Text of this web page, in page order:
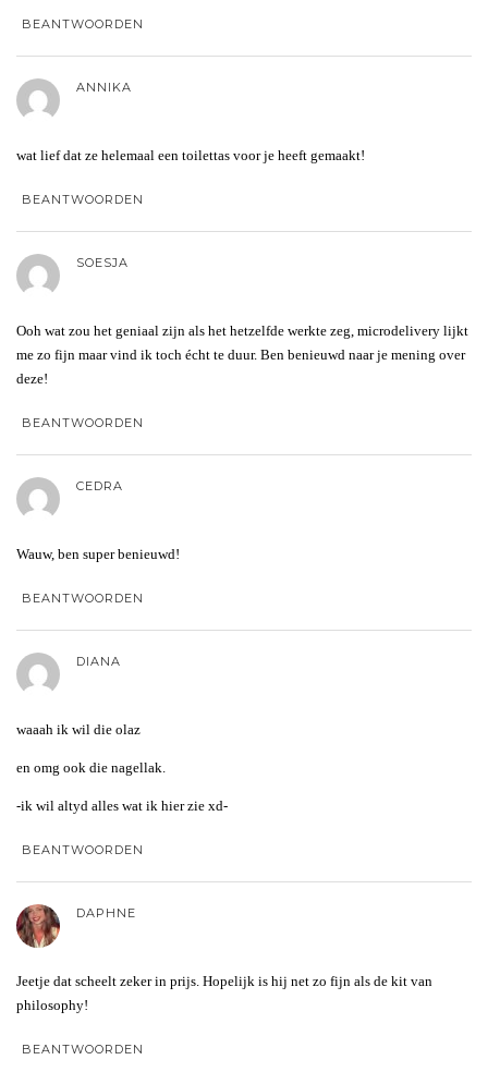
BEANTWOORDEN
ANNIKA
wat lief dat ze helemaal een toilettas voor je heeft gemaakt!
BEANTWOORDEN
SOESJA
Ooh wat zou het geniaal zijn als het hetzelfde werkte zeg, microdelivery lijkt
me zo fijn maar vind ik toch écht te duur. Ben benieuwd naar je mening over
deze!
BEANTWOORDEN
CEDRA
Wauw, ben super benieuwd!
BEANTWOORDEN
DIANA
waaah ik wil die olaz
en omg ook die nagellak.
-ik wil altyd alles wat ik hier zie xd-
BEANTWOORDEN
DAPHNE
Jeetje dat scheelt zeker in prijs. Hopelijk is hij net zo fijn als de kit van
philosophy!
BEANTWOORDEN